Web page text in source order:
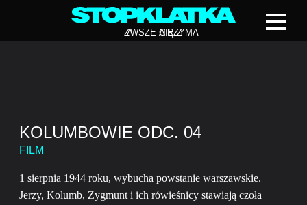
ZAWSZE CIĘ Z
ATRZYMA
KOLUMBOWIE ODC. 04
FILM
1 sierpnia 1944 roku, wybucha powstanie warszawskie.
Jerzy, Kolumb, Zygmunt i ich rówieśnicy stawiają czoła